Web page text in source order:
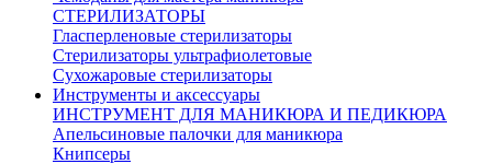
СТЕРИЛИЗАТОРЫ
Гласперленовые стерилизаторы
Стерилизаторы ультрафиолетовые
Сухожаровые стерилизаторы
Инструменты и аксессуары
ИНСТРУМЕНТ ДЛЯ МАНИКЮРА И ПЕДИКЮРА
Апельсиновые палочки для маникюра
Книпсеры